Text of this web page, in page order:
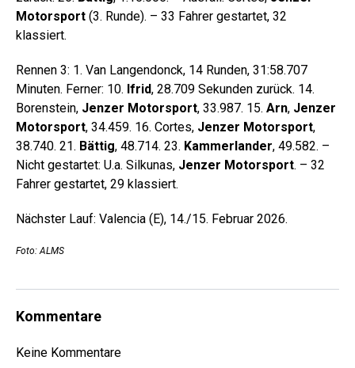
Motorsport (3. Runde). – 33 Fahrer gestartet, 32
klassiert.
Rennen 3: 1. Van Langendonck, 14 Runden, 31:58.707
Minuten. Ferner: 10. Ifrid, 28.709 Sekunden zurück. 14.
Borenstein, Jenzer Motorsport, 33.987. 15. Arn, Jenzer
Motorsport, 34.459. 16. Cortes, Jenzer Motorsport,
38.740. 21. Bättig, 48.714. 23. Kammerlander, 49.582. –
Nicht gestartet: U.a. Silkunas, Jenzer Motorsport. – 32
Fahrer gestartet, 29 klassiert.
Nächster Lauf: Valencia (E), 14./15. Februar 2026.
Foto: ALMS
Kommentare
Keine Kommentare